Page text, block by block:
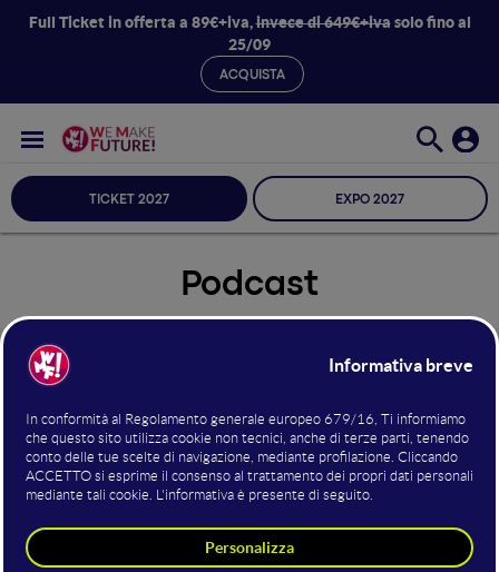
Full Ticket in offerta a 89€+iva,invece di 649€+ivasolo fino al
25/09
ACQUISTA
TICKET 2027 EXPO 2027
Podcast
Seleziona Sala
Podcast
Hosting della sala